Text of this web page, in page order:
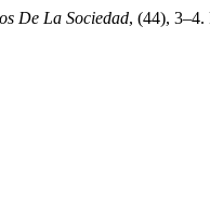
De La Sociedad, (44), 3–4.